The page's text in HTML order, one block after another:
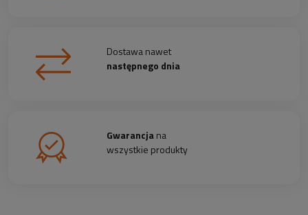
Dostawa nawet
następnego dnia
Gwarancjana
wszystkie produkty